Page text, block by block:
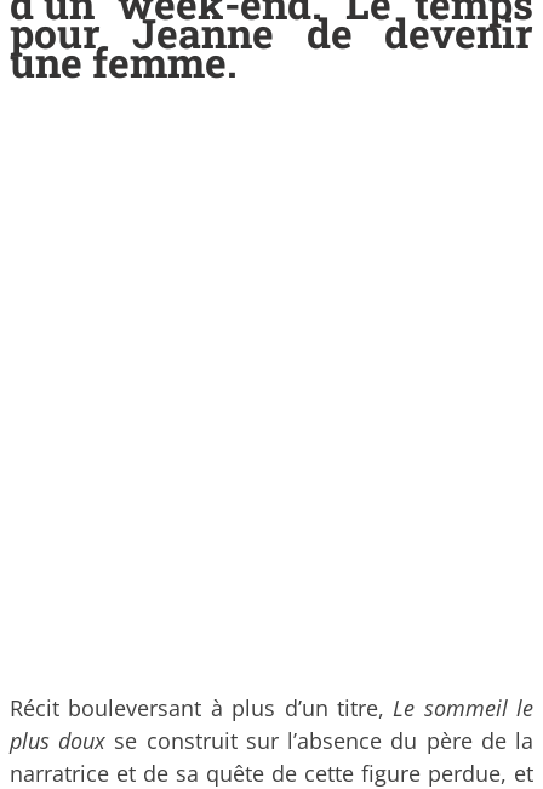
pour Jeanne de devenir
une femme.
Récit bouleversant à plus d’un titre,Le sommeil le
plus doux se construit sur l’absence du père de la
narratrice et de sa quête de cette figure perdue, et